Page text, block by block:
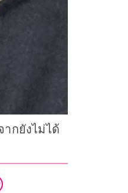
กยังไม่ได้